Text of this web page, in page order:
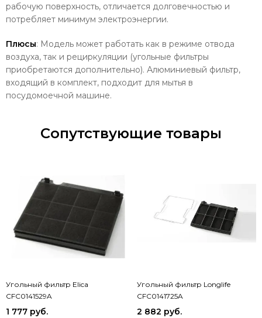
рабочую поверхность, отличается долговечностью и
потребляет минимум электроэнергии.
Плюсы: Модель может работать как в режиме отвода
воздуха, так и рециркуляции (угольные фильтры
приобретаются дополнительно). Алюминиевый фильтр,
входящий в комплект, подходит для мытья в
посудомоечной машине.
Сопутствующие товары
Угольный фильтр Elica
CFC0141529A
1 777 руб.
Угольный фильтр Longlife
CFC0141725A
2 882 руб.